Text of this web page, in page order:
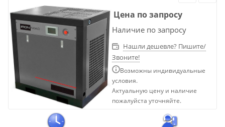
Цена по запросу
Наличие по запросу
Нашли дешевле? Пишите/
Звоните!
Возможны индивидуальные
условия.
Актуальную цену и наличие
пожалуйста уточняйте.